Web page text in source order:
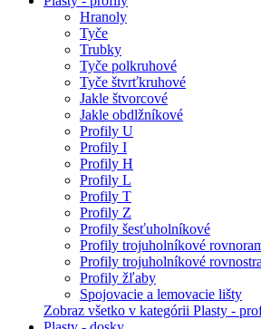
Hranoly
Tyče
Trubky
Tyče polkruhové
Tyče štvrťkruhové
Jakle štvorcové
Jakle obdlžníkové
Profily U
Profily I
Profily H
Profily L
Profily T
Profily Z
Profily šesťuholníkové
Profily trojuholníkové
Profily trojuholníkové
Profily žľaby
Spojovacie a lemovacie lišty
Zobraz všetko v kategórii Plasty -